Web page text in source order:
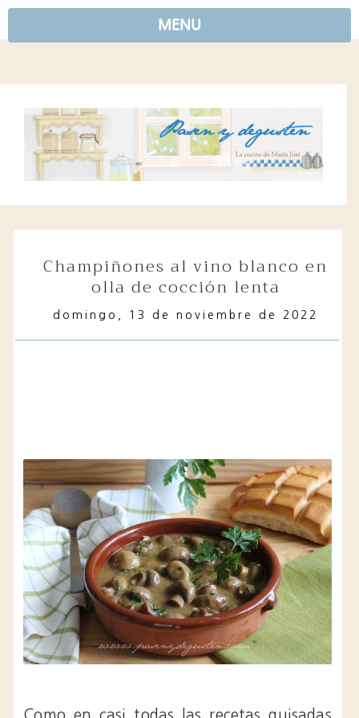
MENU
champiñones al vino blanco en
olla de cocción lenta
domingo, 13 de noviembre de 2022